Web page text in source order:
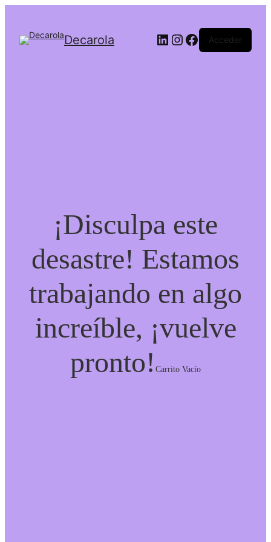
Decarola LinkedIn
Instagram
Facebook
Acceder
¡Disculpa este
desastre! Estamos
trabajando en algo
increíble, ¡vuelve
pronto!